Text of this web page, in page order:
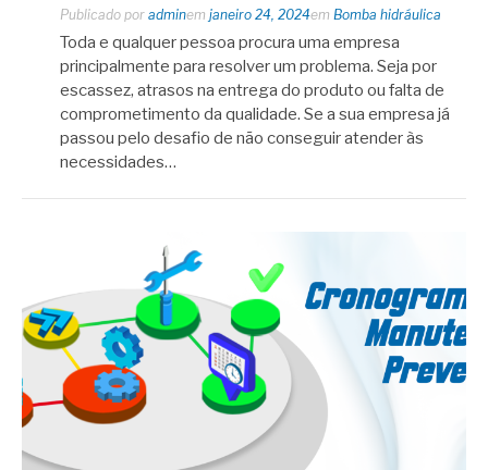
Publicado por adminem janeiro 24, 2024em Bomba hidráulica
Toda e qualquer pessoa procura uma empresa
principalmente para resolver um problema. Seja por
escassez, atrasos na entrega do produto ou falta de
comprometimento da qualidade. Se a sua empresa já
passou pelo desafio de não conseguir atender às
necessidades…